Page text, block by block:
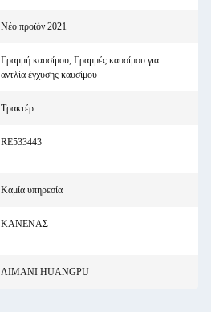
Νέο προϊόν 2021
Γραμμή καυσίμου, Γραμμές καυσίμου για
αντλία έγχυσης καυσίμου
Τρακτέρ
RE533443
Καμία υπηρεσία
ΚΑΝΕΝΑΣ
ΛΙΜΑΝΙ HUANGPU